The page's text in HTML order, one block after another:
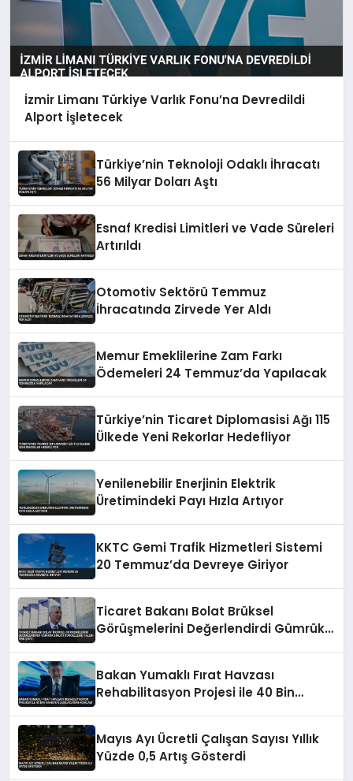
İzmir Limanı Türkiye Varlık Fonu’na Devredildi
Alport İşletecek
Türkiye’nin Teknoloji Odaklı İhracatı
56 Milyar Doları Aştı
Esnaf Kredisi Limitleri ve Vade Süreleri
Artırıldı
Otomotiv Sektörü Temmuz
İhracatında Zirvede Yer Aldı
Memur Emeklilerine Zam Farkı
Ödemeleri 24 Temmuz’da Yapılacak
Türkiye’nin Ticaret Diplomasisi Ağı 115
Ülkede Yeni Rekorlar Hedefliyor
Yenilenebilir Enerjinin Elektrik
Üretimindeki Payı Hızla Artıyor
KKTC Gemi Trafik Hizmetleri Sistemi
20 Temmuz’da Devreye Giriyor
Ticaret Bakanı Bolat Brüksel
Görüşmelerini Değerlendirdi Gümrük
Bakan Yumaklı Fırat Havzası
Rehabilitasyon Projesi ile 40 Bin
Mayıs Ayı Ücretli Çalışan Sayısı Yıllık
Yüzde 0,5 Artış Gösterdi